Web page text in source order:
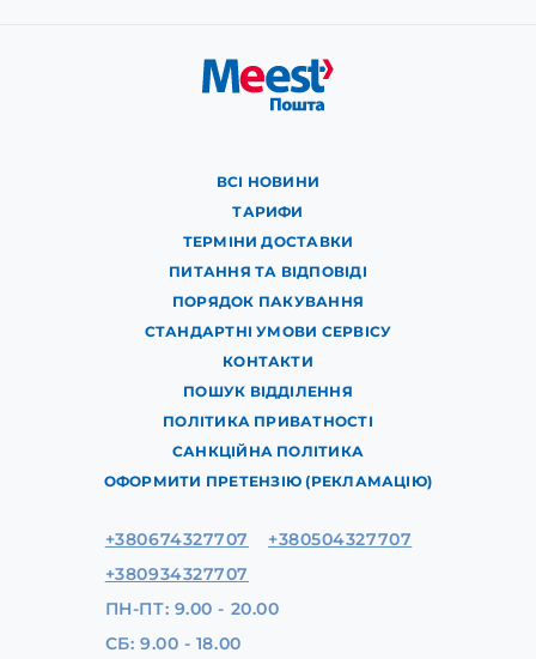
ВСІ НОВИНИ
ТАРИФИ
ТЕРМІНИ ДОСТАВКИ
ПИТАННЯ ТА ВІДПОВІДІ
ПОРЯДОК ПАКУВАННЯ
СТАНДАРТНІ УМОВИ СЕРВІСУ
КОНТАКТИ
ПОШУК ВІДДІЛЕННЯ
ПОЛІТИКА ПРИВАТНОСТІ
САНКЦІЙНА ПОЛІТИКА
ОФОРМИТИ ПРЕТЕНЗІЮ (РЕКЛАМАЦІЮ)
+380674327707
+380504327707
+380934327707
ПН-ПТ: 9.00 - 20.00
СБ: 9.00 - 18.00